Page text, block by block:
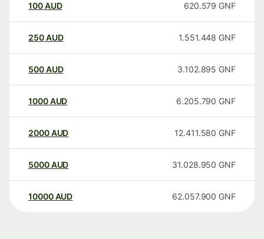
100AUD 620.579 GNF
250AUD 1.551.448 GNF
500AUD 3.102.895 GNF
1000AUD 6.205.790 GNF
2000AUD 12.411.580 GNF
5000AUD 31.028.950 GNF
10000 AUD 62.057.900 GNF